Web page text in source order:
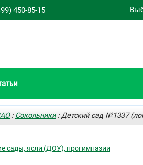
450-85-15
:Сокольники: Детский сад №1337
сады, ясли (ДОУ), прогимназии